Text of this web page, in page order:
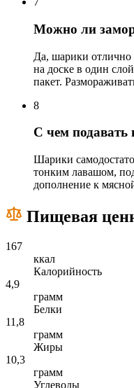
Можно ли
Да, шарики отлично
на доске в один
пакет.
8
С чем подавать
Шарики
тонким лавашом,
дополнение к
Пищевая
167
ккал
Калорийность
4,9
грамм
Белки
11,8
грамм
Жиры
10,3
грамм
Углеводы